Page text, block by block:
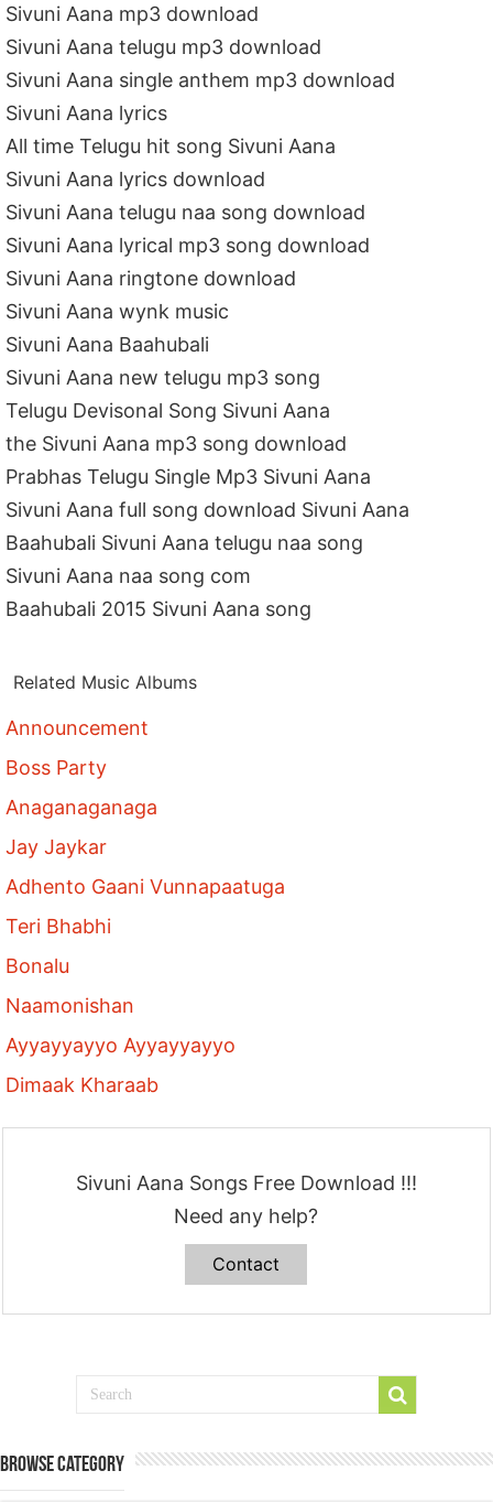
Sivuni Aana mp3 download
Sivuni Aana telugu mp3 download
Sivuni Aana single anthem mp3 download
Sivuni Aana lyrics
All time Telugu hit song Sivuni Aana
Sivuni Aana lyrics download
Sivuni Aana telugu naa song download
Sivuni Aana lyrical mp3 song download
Sivuni Aana ringtone download
Sivuni Aana wynk music
Sivuni Aana Baahubali
Sivuni Aana new telugu mp3 song
Telugu Devisonal Song Sivuni Aana
the Sivuni Aana mp3 song download
Prabhas Telugu Single Mp3 Sivuni Aana
Sivuni Aana full song download Sivuni Aana
Baahubali Sivuni Aana telugu naa song
Sivuni Aana naa song com
Baahubali 2015 Sivuni Aana song
Related Music Albums
Announcement
Boss Party
Anaganaganaga
Jay Jaykar
Adhento Gaani Vunnapaatuga
Teri Bhabhi
Bonalu
Naamonishan
Ayyayyayyo Ayyayyayyo
Dimaak Kharaab
Sivuni Aana Songs Free Download !!!
Need any help?
Contact
Browse Category